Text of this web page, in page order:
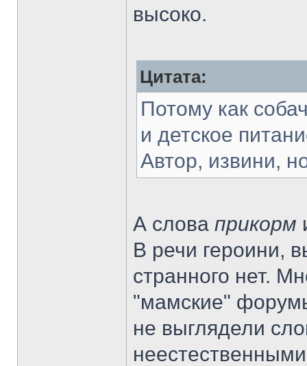
высоко.
Цитата:
Потому как
и детское
Автор, извини,
А слова прикорм
В речи героини,
странного нет.
"мамские"
не выглядели